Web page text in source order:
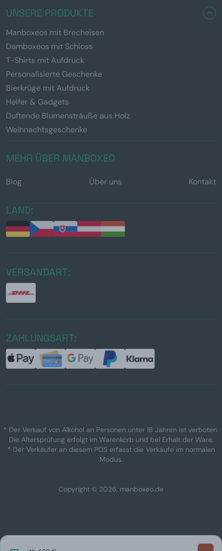
UNSERE PRODUKTE
Manboxeos mit Brecheisen
Damboxeos mit Schloss
T-Shirts mit Aufdruck
Personalisierte Geschenke
Bierkrüge mit Aufdruck
Helfer & Gadgets
Duftende Blumensträuße aus Holz
Weihnachtsgeschenke
MEHR ÜBER MANBOXEO
Blog Über uns Kontakt
LAND:
VERSANDART:
ZAHLUNGSART:
* Der Verkauf von Alkohol an Personen unter 18 Jahren ist verboten.
Die Altersprüfung erfolgt im Warenkorb und bei Erhalt der Ware.
* Der Verkäufer an diesem POS erfasst die Verkäufe im normalen
Modus.
Copyright © 2026, manboxeo.de